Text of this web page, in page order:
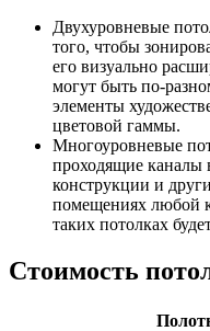
Двухуровневые
того, чтобы
его визуально
могут быть по-
элементы
цветовой гаммы.
Многоуровневые
проходящие каналы
конструкции и
помещениях любой
таких потолках
Стоимость